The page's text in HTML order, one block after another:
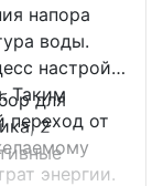
напора
воды.
настройки
Таким
переход от
энергии.
для
2